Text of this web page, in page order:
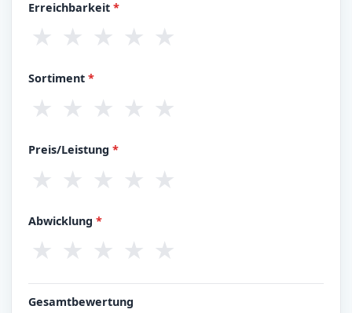
Erreichbarkeit*
★ ★ ★ ★ ★
Sortiment*
★ ★ ★ ★ ★
Preis/Leistung*
★ ★ ★ ★ ★
Abwicklung*
★ ★ ★ ★ ★
Gesamtbewertung